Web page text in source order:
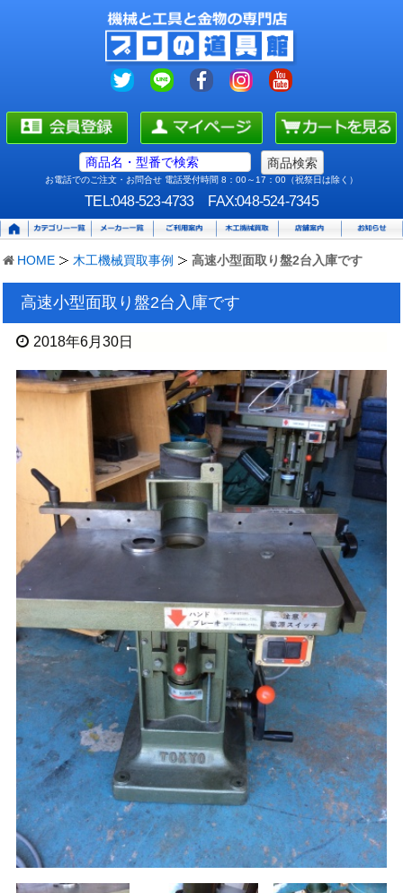
お電話でのご注文・お問合せ 電話受付時間 8：00～17：00（祝祭日は除く）
TEL:048-523-4733 FAX:048-524-7345
HOME 木工機械買取事例 高速小型面取り盤2台入庫です
高速小型面取り盤2台入庫です
2018年6月30日